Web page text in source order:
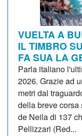
VUELTA A
IL TIMBRO
FA SUA LA
Parla italiano
2026. Grazie ad
metri dal
della breve
de Neila di 137
Pellizzari (Red...